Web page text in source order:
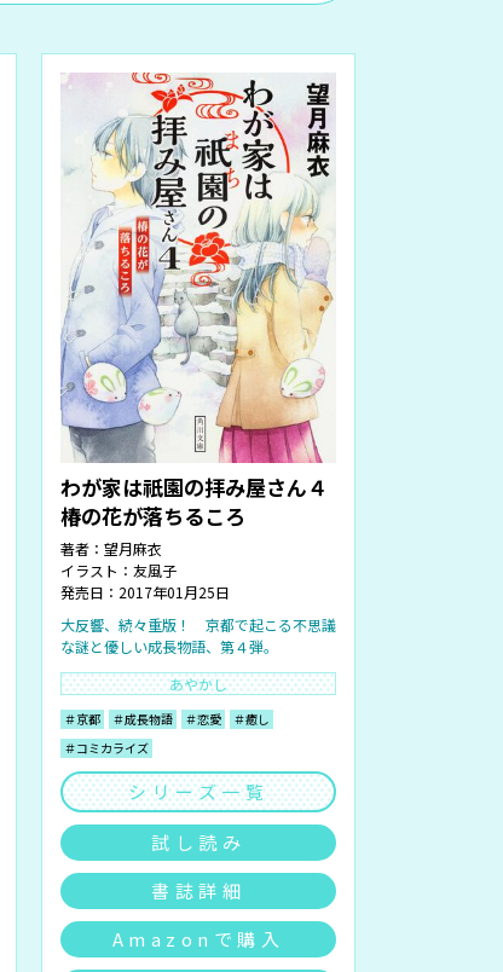
わが家は祇園の拝み屋さん４
椿の花が落ちるころ
著者： 望月麻衣
イラスト： 友風子
発売日：2017年01月25日
大反響、続々重版！ 京都で起こる不思議
な謎と優しい成長物語、第４弾。
あやかし
＃京都 ＃成長物語 ＃恋愛
＃癒し
＃コミカライズ
シリーズ一覧
試し読み
書誌詳細
Amazonで購入